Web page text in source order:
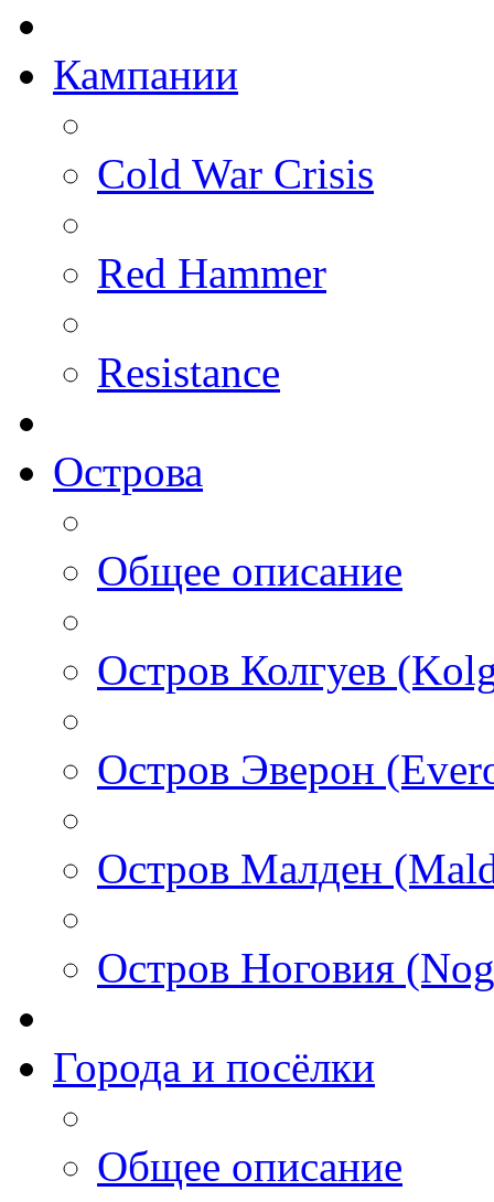
Кампании
Cold War Crisis
Red Hammer
Resistance
Острова
Общее описание
Остров Колгуев
Остров Эверон
Остров Малден
Остров Ноговия
Города и посёлки
Общее описание